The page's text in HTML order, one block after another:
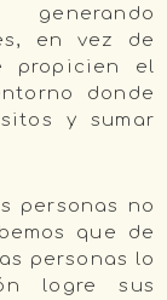
en vez de
propicien el
donde
y sumar
personas no
que de
personas lo
logre sus